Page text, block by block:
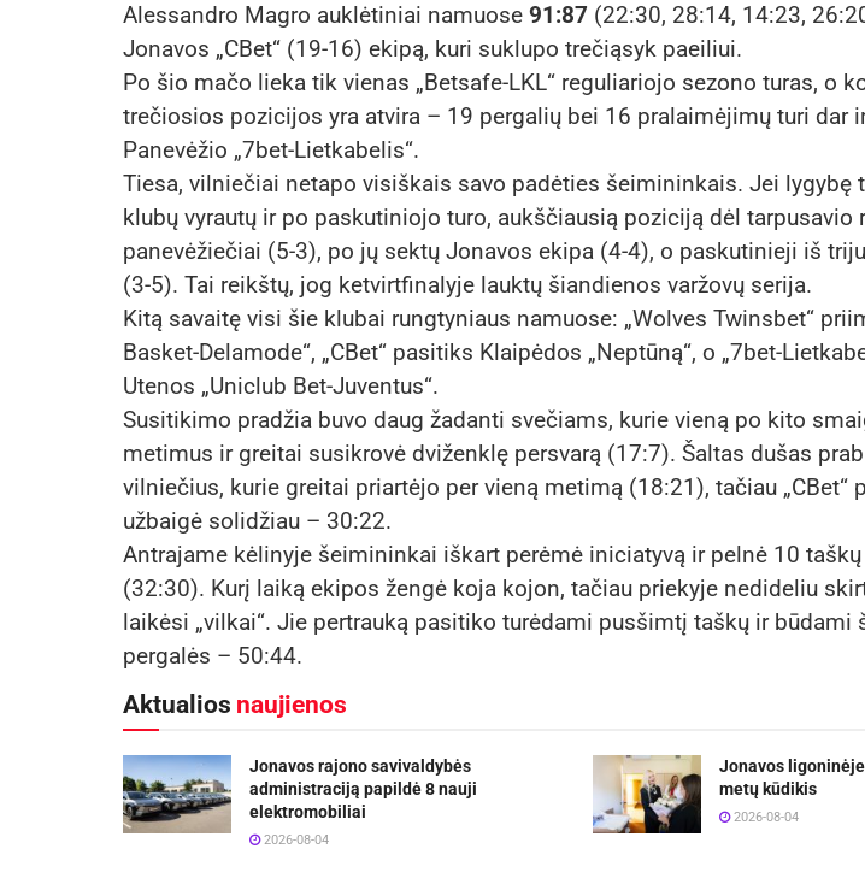
Alessandro Magro auklėtiniai namuose 91:87 (22:30, 28:14, 14:23,
Jonavos „CBet“ (19-16) ekipą, kuri suklupo trečiąsyk paeiliui.
Po šio mačo lieka tik vienas „Betsafe-LKL“ reguliariojo sezono turas, o
trečiosios pozicijos yra atvira – 19 pergalių bei 16 pralaimėjimų turi dar
Panevėžio „7bet-Lietkabelis“.
Tiesa, vilniečiai netapo visiškais savo padėties šeimininkais. Jei lygybę
klubų vyrautų ir po paskutiniojo turo, aukščiausią poziciją dėl tarpusavio
panevėžiečiai (5-3), po jų sektų Jonavos ekipa (4-4), o paskutinieji iš
(3-5). Tai reikštų, jog ketvirtfinalyje lauktų šiandienos varžovų serija.
Kitą savaitę visi šie klubai rungtyniaus namuose: „Wolves Twinsbet“
Basket-Delamode“, „CBet“ pasitiks Klaipėdos „Neptūną“, o „7bet-
Utenos „Uniclub Bet-Juventus“.
Susitikimo pradžia buvo daug žadanti svečiams, kurie vieną po kito
metimus ir greitai susikrovė dviženklę persvarą (17:7). Šaltas dušas
vilniečius, kurie greitai priartėjo per vieną metimą (18:21), tačiau „CBet“
užbaigė solidžiau – 30:22.
Antrajame kėlinyje šeimininkai iškart perėmė iniciatyvą ir pelnė 10
(32:30). Kurį laiką ekipos žengė koja kojon, tačiau priekyje nedideliu
laikėsi „vilkai“. Jie pertrauką pasitiko turėdami pusšimtį taškų ir būdami
pergalės – 50:44.
Aktualios naujienos
Jonavos rajono savivaldybės
administraciją papildė 8 nauji
elektromobiliai
2026-08-04
Jonavos
metų kūdikis
2026-08-04